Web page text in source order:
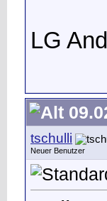
LG
tschulli
Neuer Benutzer